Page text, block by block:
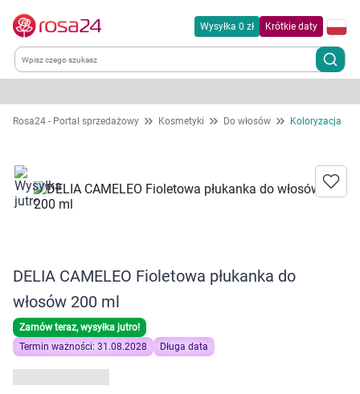
Wysyłka 0 zł Krótkie daty
Kategorie
Dla zwierząt
Zdrowie
Kobieta w ciąży i mama
Dziecko
Rosa24 - Portal sprzedażowy Kosmetyki Do włosów Koloryzacja
DELIA CAMELEO Fioletowa płukanka do
włosów 200 ml
Zamów teraz, wysyłka jutro!
Termin ważności: 31.08.2028
Długa data